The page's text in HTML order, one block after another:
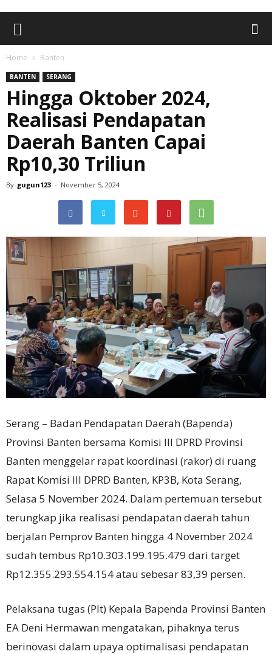
Home Banten
BANTEN SERANG
Hingga Oktober 2024,
Realisasi Pendapatan
Daerah Banten Capai
Rp10,30 Triliun
By gugun123 - November 5, 2024
Serang – Badan Pendapatan Daerah (Bapenda)
Provinsi Banten bersama Komisi III DPRD Provinsi
Banten menggelar rapat koordinasi (rakor) di ruang
Rapat Komisi III DPRD Banten, KP3B, Kota Serang,
Selasa 5 November 2024. Dalam pertemuan tersebut
terungkap jika realisasi pendapatan daerah tahun
berjalan Pemprov Banten hingga 4 November 2024
sudah tembus Rp10.303.199.195.479 dari target
Rp12.355.293.554.154 atau sebesar 83,39 persen.
Pelaksana tugas (Plt) Kepala Bapenda Provinsi Banten
EA Deni Hermawan mengatakan, pihaknya terus
berinovasi dalam upaya optimalisasi pendapatan